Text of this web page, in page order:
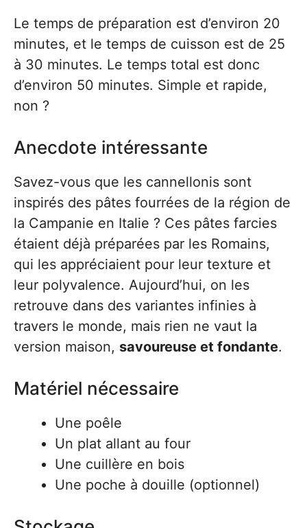
Le temps de préparation est d’environ 20
minutes, et le temps de cuisson est de 25
à 30 minutes. Le temps total est donc
d’environ 50 minutes. Simple et rapide,
non ?
Anecdote intéressante
Savez-vous que les cannellonis sont
inspirés des pâtes fourrées de la région de
la Campanie en Italie ? Ces pâtes farcies
étaient déjà préparées par les Romains,
qui les appréciaient pour leur texture et
leur polyvalence. Aujourd’hui, on les
retrouve dans des variantes infinies à
travers le monde, mais rien ne vaut la
version maison, savoureuse et fondante.
Matériel nécessaire
Une poêle
Un plat allant au four
Une cuillère en bois
Une poche à douille (optionnel)